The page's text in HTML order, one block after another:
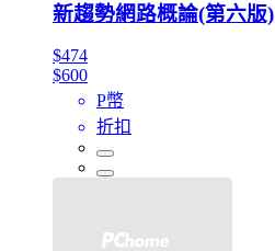
新趨勢網路概論(第六版)
$474
$600
P幣
折扣